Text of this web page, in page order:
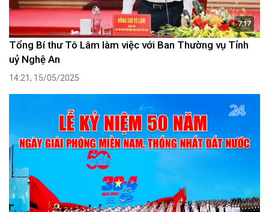
7:17
Tổng Bí thư Tô Lâm làm việc với Ban Thường vụ Tỉnh
uỷ Nghệ An
14:21, 15/05/2025